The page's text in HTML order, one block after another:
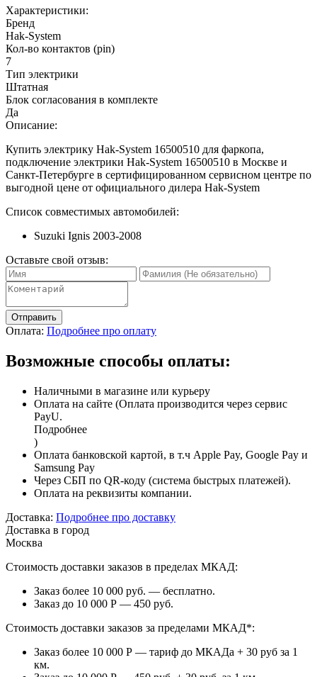
Характеристики:
Бренд
Hak-System
Кол-во контактов (pin)
7
Тип электрики
Штатная
Блок согласования в комплекте
Да
Описание:
Купить электрику Hak-System 16500510 для фаркопа,
подключение электрики Hak-System 16500510 в Москве и
Санкт-Петербурге в сертифицированном сервисном центре по
выгодной цене от официального дилера Hak-System
Список совместимых автомобилей:
Suzuki Ignis 2003-2008
Оставьте свой отзыв:
Отправить
Оплата: Подробнее про оплату
Возможные способы оплаты:
Наличными в магазине или курьеру
Оплата на сайте (Оплата производится через сервис
PayU.
Подробнее
)
Оплата банковской картой, в т.ч Apple Pay, Google Pay и
Samsung Pay
Через СБП по QR-коду (система быстрых платежей).
Оплата на реквизиты компании.
Доставка: Подробнее про доставку
Доставка в город
Москва
Стоимость доставки заказов в пределах МКАД:
Заказ более 10 000 руб. — бесплатно.
Заказ до 10 000 Р — 450 руб.
Стоимость доставки заказов за пределами МКАД*:
Заказ более 10 000 Р — тариф до МКАДа + 30 руб за 1
км.